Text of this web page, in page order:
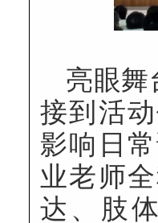
亮眼
接到活
影响日
业老师
达、肢